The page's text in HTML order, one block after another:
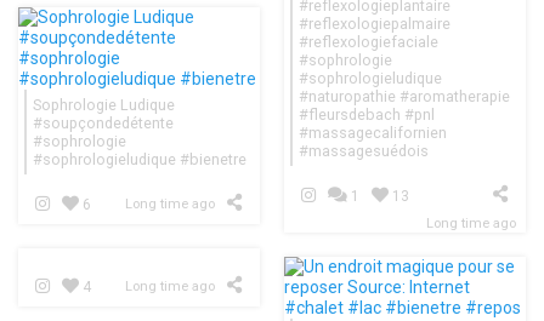
#reflexologieplantaire
#reflexologiepalmaire
#reflexologiefaciale
#sophrologie
#sophrologieludique
#naturopathie #aromatherapie
#fleursdebach #pnl
#massagecalifornien
#massagesuédois
1 13
Long time ago
Sophrologie Ludique
#soupçondedétente
#sophrologie
#sophrologieludique #bienetre
6 Long time ago
4 Long time ago